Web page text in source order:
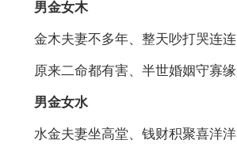
男金女木
金木夫妻不多年、整天吵打哭连连
原来二命都有害、半世婚姻守寡缘
男金女水
水金夫妻坐高堂、钱财积聚喜洋洋